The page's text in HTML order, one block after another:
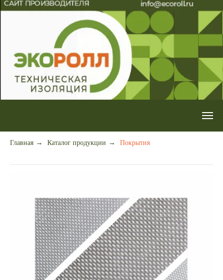
Главная → Каталог продукции → Покрытия